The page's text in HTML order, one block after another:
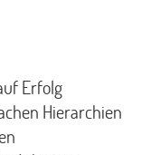
Erfolg
Hierarchien